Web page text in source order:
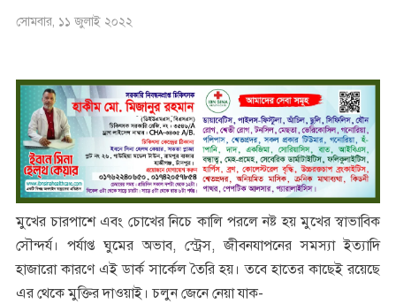
সোমবার, ১১ জুলাই ২০২২
মুখের চারপাশে এবং চোখের নিচে কালি পরলে নষ্ট হয় মুখের স্বাভাবিক
সৌন্দর্য। পর্যাপ্ত ঘুমের অভাব, স্ট্রেস, জীবনযাপনের সমস্যা ইত্যাদি
হাজারো কারণে এই ডার্ক সার্কেল তৈরি হয়। তবে হাতের কাছেই রয়েছে
এর থেকে মুক্তির দাওয়াই। চলুন জেনে নেয়া যাক-